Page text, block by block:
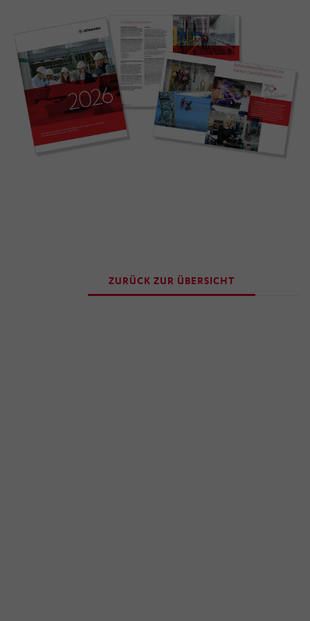
Schaltfläche „Einwilligung ändern“ können Sie zudem
Ihre getroffenen Einstellungen anpassen.
ZURÜCK ZUR ÜBERSICHT